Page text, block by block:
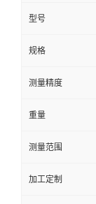
型号
规格
测量精度
重量
测量范围
加工定制